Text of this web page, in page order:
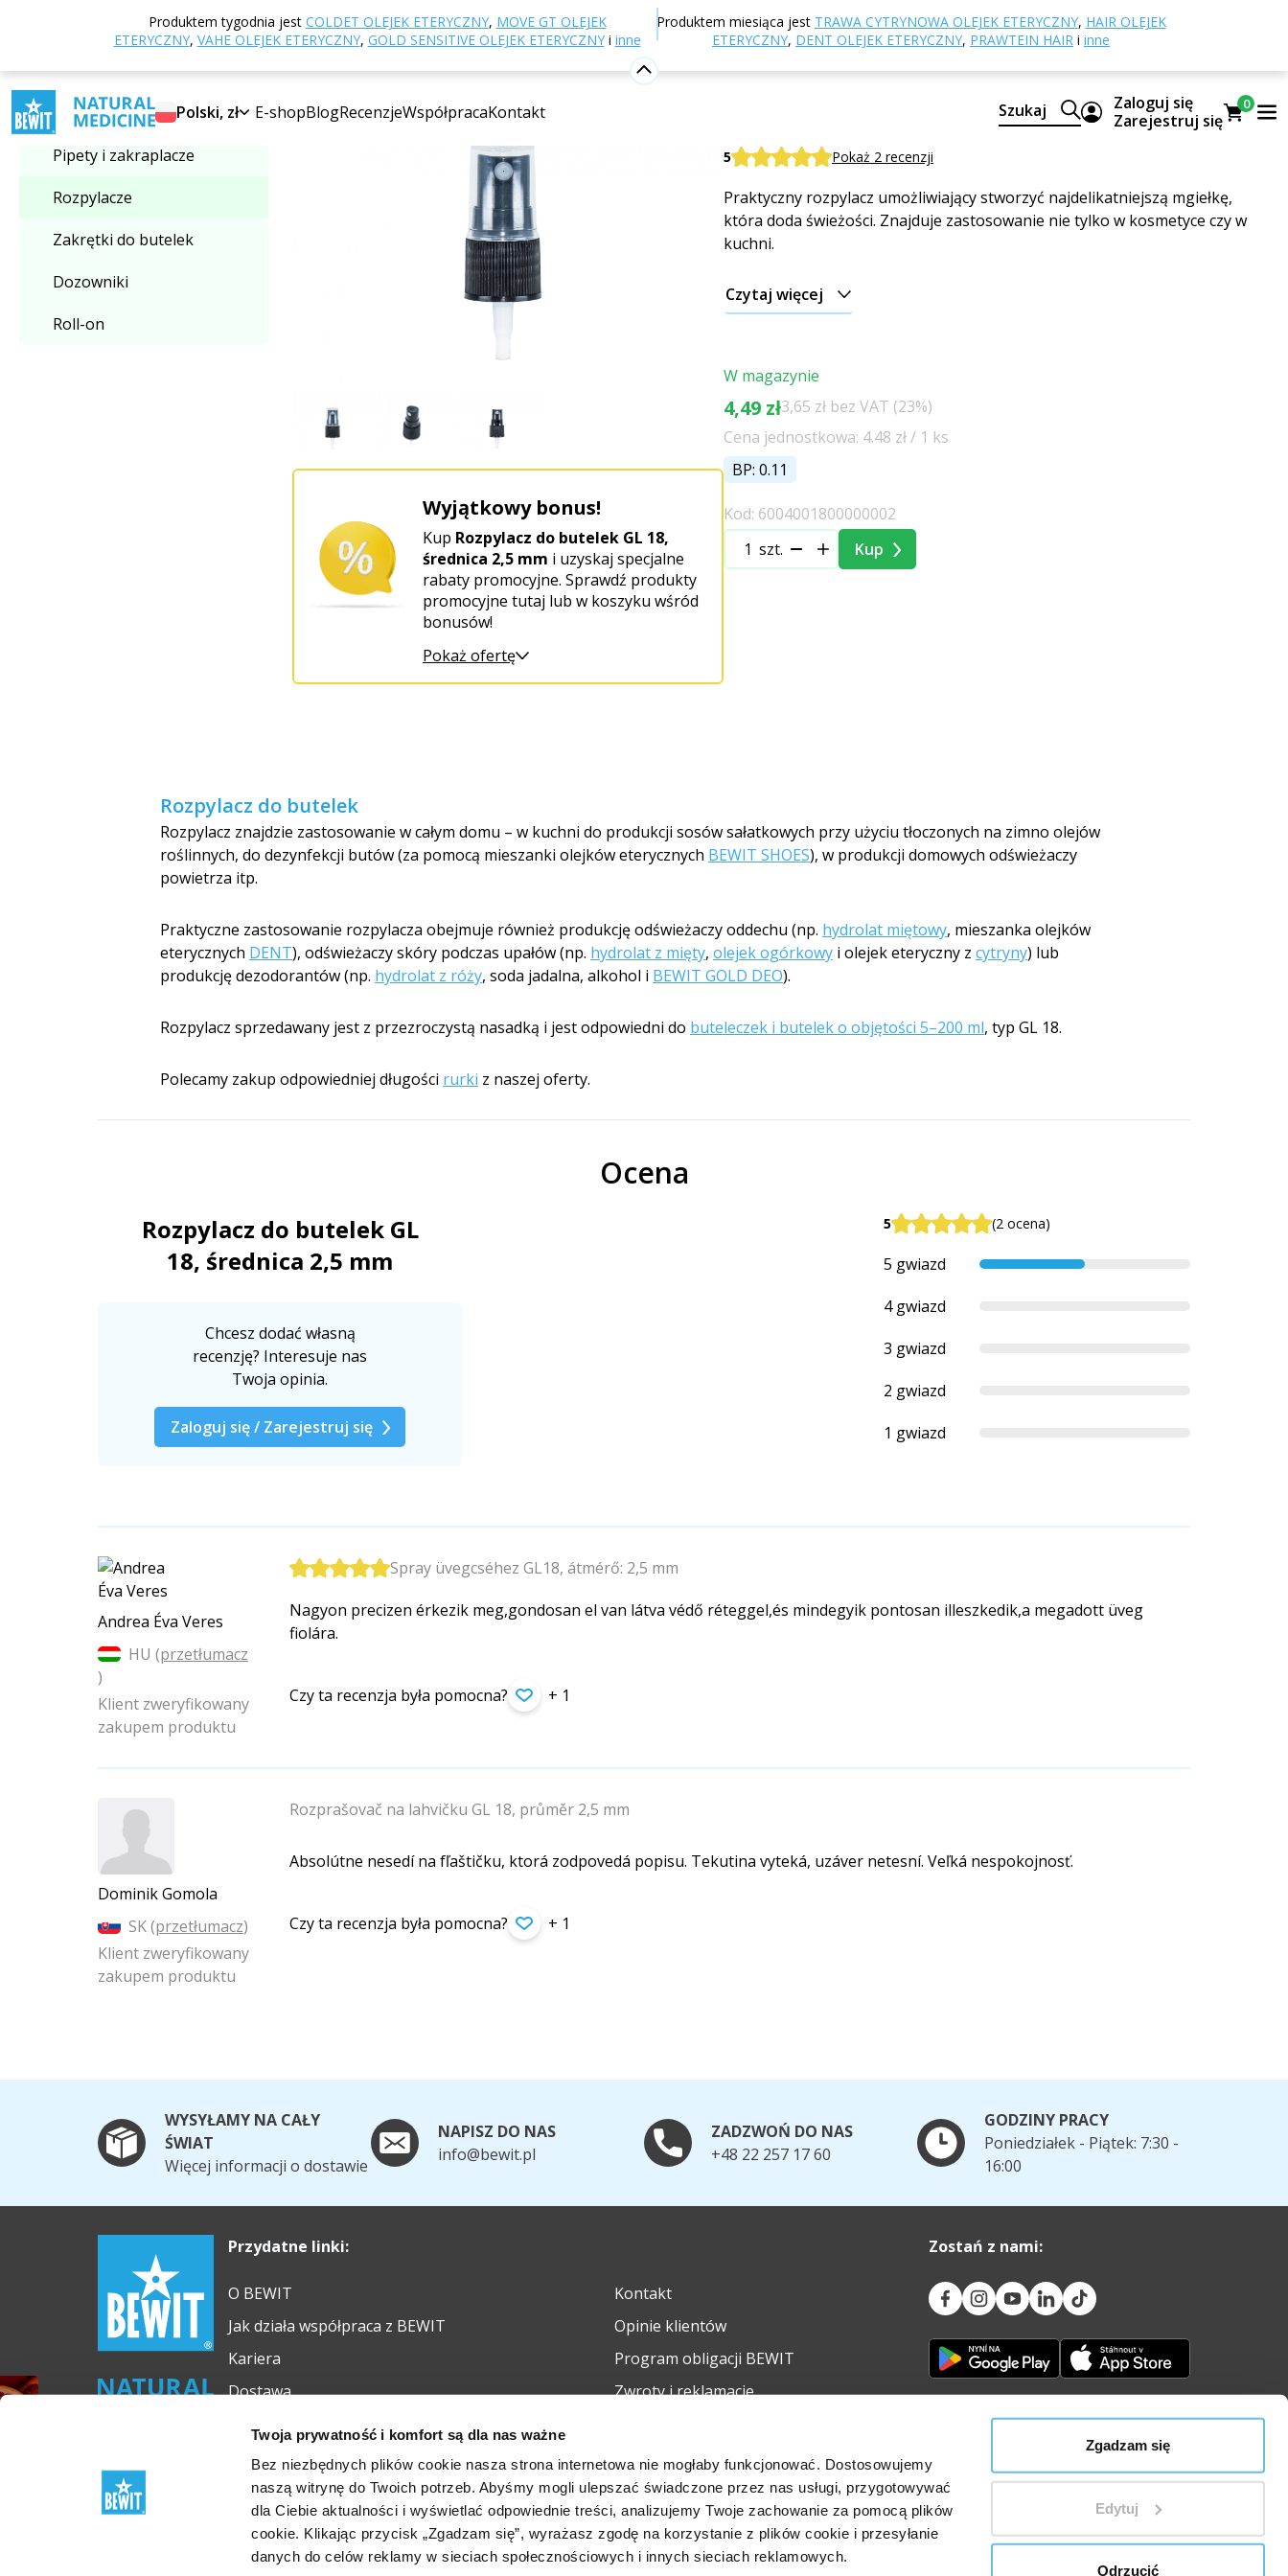
Twoja prywatność i komfort są dla nas ważne
Bez niezbędnych plików cookie nasza strona internetowa nie mogłaby funkcjonować. Dostosowujemy
naszą witrynę do Twoich potrzeb. Abyśmy mogli ulepszać świadczone przez nas usługi, przygotowywać
dla Ciebie aktualności i wyświetlać odpowiednie treści, analizujemy Twoje zachowanie za pomocą plików
cookie. Klikając przycisk „Zgadzam się”, wyrażasz zgodę na korzystanie z plików cookie i przesyłanie
danych do celów reklamy w sieciach społecznościowych i innych sieciach reklamowych.
Zgadzam się
Edytuj
Odrzucić
Produktem tygodnia jest COLDET OLEJEK ETERYCZNY, MOVE GT OLEJEK
ETERYCZNY, VAHE OLEJEK ETERYCZNY, GOLD SENSITIVE OLEJEK ETERYCZNYi inne
Produktem miesiąca jest TRAWA CYTRYNOWA OLEJEK ETERYCZNY, HAIR OLEJEK
ETERYCZNY, DENT OLEJEK ETERYCZNY, PRAWTEIN HAIR i inne
Polski, zł E-shopBlogRecenzjeWspółpracaKontakt Szukaj
Zaloguj się
Zarejestruj się
0
Wybierz kategorię
Rozpylacze
Pipety i zakraplacze
Rozpylacze
Zakrętki do butelek
Dozowniki
Roll-on
Opakowania i akcesoria
butelek GL 18, średnica 2,5 mm
Wyjątkowy bonus!
Kup Rozpylacz do butelek GL 18,
średnica 2,5 mm i uzyskaj specjalne
rabaty promocyjne. Sprawdź produkty
promocyjne tutaj lub w koszyku wśród
bonusów!
Pokaż ofertę
Rozpylacz do butelek GL 18, średnica
5 Pokaż 2 recenzji
Praktyczny rozpylacz umożliwiający stworzyć najdelikatniejszą mgiełkę,
która doda świeżości. Znajduje zastosowanie nie tylko w kosmetyce czy w
kuchni.
Czytaj więcej
W magazynie
4,49 zł3,65 zł bez VAT (23%)
Cena jednostkowa: 4.48 zł / 1 ks
BP: 0.11
Kod: 6004001800000002
szt.
Kup
Rozpylacz do butelek
Rozpylacz znajdzie zastosowanie w całym domu – w kuchni do produkcji sosów sałatkowych przy użyciu tłoczonych na zimno olejów
roślinnych, do dezynfekcji butów (za pomocą mieszanki olejków eterycznych BEWIT SHOES), w produkcji domowych odświeżaczy
powietrza itp.
Praktyczne zastosowanie rozpylacza obejmuje również produkcję odświeżaczy oddechu (np. hydrolat miętowy, mieszanka olejków
eterycznych DENT), odświeżaczy skóry podczas upałów (np. hydrolat z mięty, olejek ogórkowy i olejek eteryczny z cytryny) lub
produkcję dezodorantów (np. hydrolat z róży, soda jadalna, alkohol i BEWIT GOLD DEO).
Rozpylacz sprzedawany jest z przezroczystą nasadką i jest odpowiedni do buteleczek i butelek o objętości 5–200 ml, typ GL 18.
Polecamy zakup odpowiedniej długości rurki z naszej oferty.
Ocena
Rozpylacz do butelek GL
18, średnica 2,5 mm
Chcesz dodać własną
recenzję? Interesuje nas
Twoja opinia.
Zaloguj się / Zarejestruj się
5 (2 ocena)
5 gwiazd
4 gwiazd
3 gwiazd
2 gwiazd
1 gwiazd
Andrea Éva Veres
HU (przetłumacz
)
Klient zweryfikowany
zakupem produktu
Spray üvegcséhez GL18, átmérő: 2,5 mm
Nagyon precizen érkezik meg,gondosan el van látva védő réteggel,és mindegyik pontosan illeszkedik,a megadott üveg
fiolára.
Czy ta recenzja była pomocna? + 1
Dominik Gomola
SK (przetłumacz)
Klient zweryfikowany
zakupem produktu
Rozprašovač na lahvičku GL 18, průměr 2,5 mm
Absolútne nesedí na fľaštičku, ktorá zodpovedá popisu. Tekutina vyteká, uzáver netesní. Veľká nespokojnosť.
Czy ta recenzja była pomocna? + 1
WYSYŁAMY NA CAŁY
ŚWIAT
Więcej informacji o dostawie
NAPISZ DO NAS
info@bewit.pl
ZADZWOŃ DO NAS
+48 22 257 17 60
GODZINY PRACY
Poniedziałek - Piątek: 7:30 -
16:00
Przydatne linki:
O BEWIT
Jak działa współpraca z BEWIT
Kariera
Dostawa
Kontakt
Opinie klientów
Program obligacji BEWIT
Zwroty i reklamacje
Zostań z nami:
Ogólne warunki handlowe